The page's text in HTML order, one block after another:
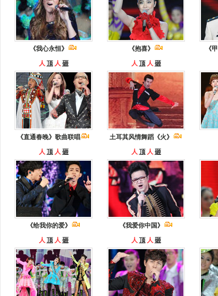
《我心永恒》
人 顶 人 砸
《抱喜》
人 顶 人 砸
《
《直通春晚》歌曲联唱
人 顶 人 砸
土耳其风情舞蹈《火》
人 顶 人 砸
《给我你的爱》
人 顶 人 砸
《我爱你中国》
人 顶 人 砸